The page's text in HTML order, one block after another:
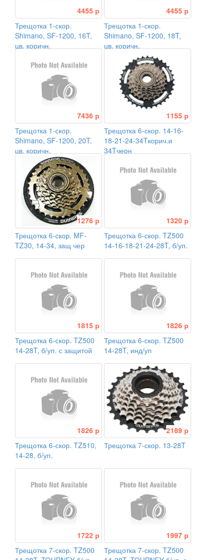
4455 р
Трещотка 1-скор.
Shimano, SF-1200, 16T,
цв. коричн.
4455 р
Трещотка 1-скор.
Shimano, SF-1200, 18T,
цв. коричн.
7436 р
Трещотка 1-скор.
Shimano, SF-1200, 20T,
цв. коричн.
1155 р
Трещотка 6-скор. 14-16-
18-21-24-34Tкорич.и
34Tчерн
1276 р
Трещотка 6-скор. MF-
TZ30, 14-34, защ чер
1320 р
Трещотка 6-скор. TZ500
14-16-18-21-24-28T, б/уп.
1815 р
Трещотка 6-скор. TZ500
14-28T, б/уп. с защитой
1826 р
Трещотка 6-скор. TZ500
14-28T, инд/уп
1826 р
Трещотка 6-скор. TZ510,
14-28, б/уп.
2189 р
Трещотка 7-скор. 13-28T
1722 р
Трещотка 7-скор. TZ500
1997 р
Трещотка 7-скор. TZ500